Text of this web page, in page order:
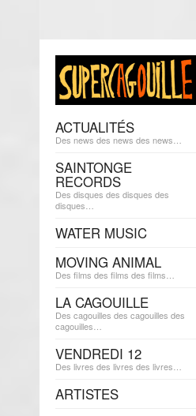
ACTUALITÉS
Des news des news des news…
SAINTONGE
RECORDS
Des disques des disques des
disques…
WATER MUSIC
MOVING ANIMAL
Des films des films des films…
LA CAGOUILLE
Des cagouilles des cagouilles des
cagouilles…
VENDREDI 12
Des livres des livres des livres…
ARTISTES